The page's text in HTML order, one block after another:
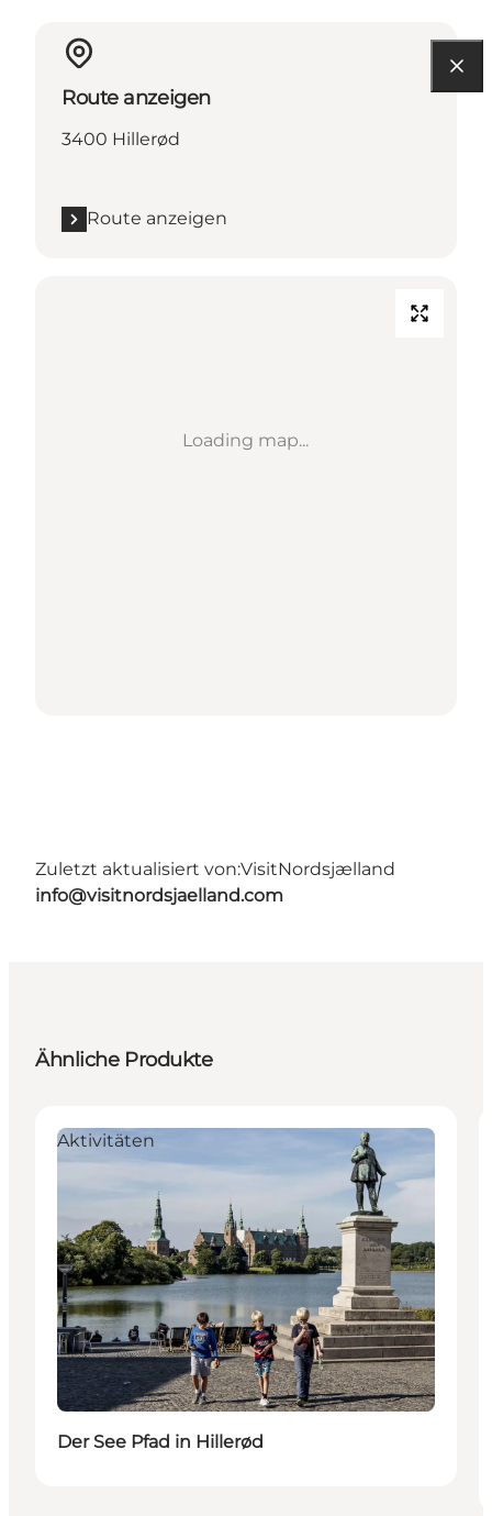
Route anzeigen
3400 Hillerød
Route anzeigen
Loading map...
Zuletzt aktualisiert von:VisitNordsjælland
info@visitnordsjaelland.com
Ähnliche Produkte
Aktivitäten
Der See Pfad in Hillerød